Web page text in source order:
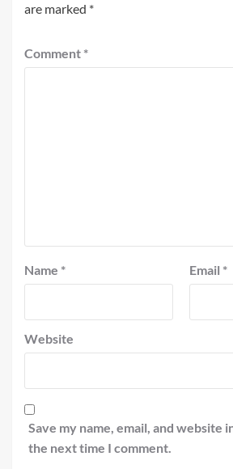
are marked *
Comment *
Name * Email *
Website
Save my name, email, and website
the next time I comment.